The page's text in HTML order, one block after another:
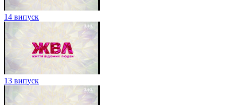
14 випуск
13 випуск